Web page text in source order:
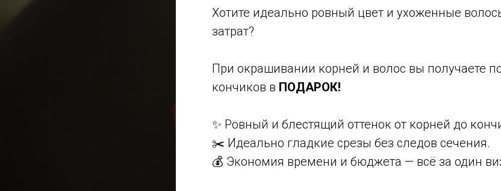
Хотите идеально ровный цвет и ухоженные
затрат?
При окрашивании корней и волос вы получаете
кончиков в ПОДАРОК!
✨ Ровный и блестящий оттенок от корней до
✂️ Идеально гладкие срезы без следов сечения.
💰 Экономия времени и бюджета — всё за один